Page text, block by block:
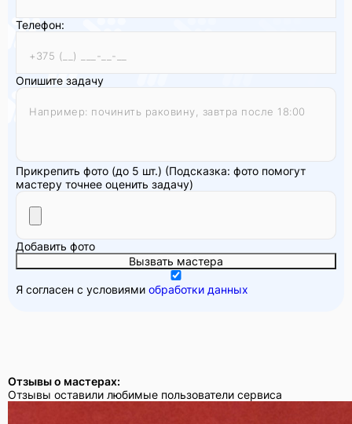
Телефон:
Опишите задачу
Прикрепить фото (до 5 шт.) (Подсказка: фото помогут
мастеру точнее оценить задачу)
Добавить фото
Вызвать мастера
Я согласен с условиями обработки данных
Отзывы о мастерах:
Отзывы оставили любимые пользователи сервиса